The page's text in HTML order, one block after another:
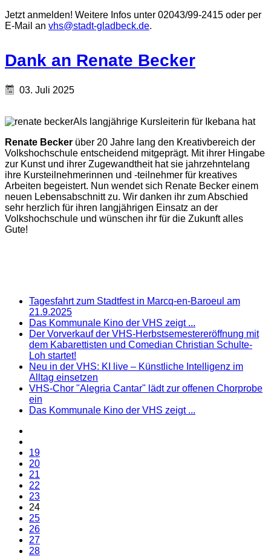
Jetzt anmelden! Weitere Infos unter 02043/99-2415 oder per
E-Mail an vhs@stadt-gladbeck.de.
Dank an Renate Becker
03. Juli 2025
Als langjährige Kursleiterin für Ikebana hat
Renate Becker über 20 Jahre lang den Kreativbereich der
Volkshochschule entscheidend mitgeprägt. Mit ihrer Hingabe
zur Kunst und ihrer Zugewandtheit hat sie jahrzehntelang
ihre Kursteilnehmerinnen und -teilnehmer für kreatives
Arbeiten begeistert. Nun wendet sich Renate Becker einem
neuen Lebensabschnitt zu. Wir danken ihr zum Abschied
sehr herzlich für ihren langjährigen Einsatz an der
Volkshochschule und wünschen ihr für die Zukunft alles
Gute!
Tagesfahrt zum Stadtfest in Marcq-en-Baroeul am
21.9.2025
Das Kommunale Kino der VHS zeigt ...
Der Vorverkauf der VHS-Herbstsemestereröffnung mit
dem Kabarettisten und Comedian Christian Schulte-
Loh startet!
Neu in der VHS: KI live – Künstliche Intelligenz im
Alltag einsetzen
VHS-Chor "Alegria Cantar" lädt zur offenen Chorprobe
ein
Das Kommunale Kino der VHS zeigt ...
19
20
21
22
23
24
25
26
27
28